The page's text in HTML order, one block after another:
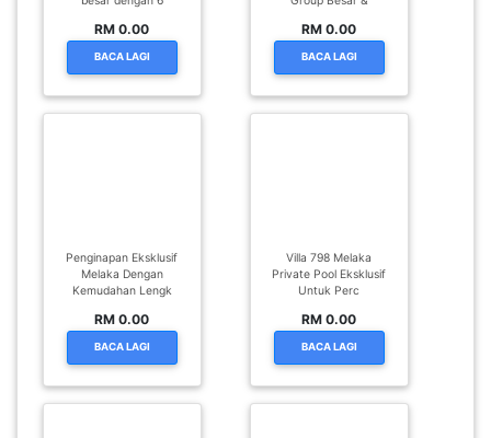
RM 0.00
BACA LAGI
RM 0.00
BACA LAGI
Penginapan Eksklusif
Melaka Dengan
Kemudahan Lengk
RM 0.00
BACA LAGI
Villa 798 Melaka
Private Pool Eksklusif
Untuk Perc
RM 0.00
BACA LAGI